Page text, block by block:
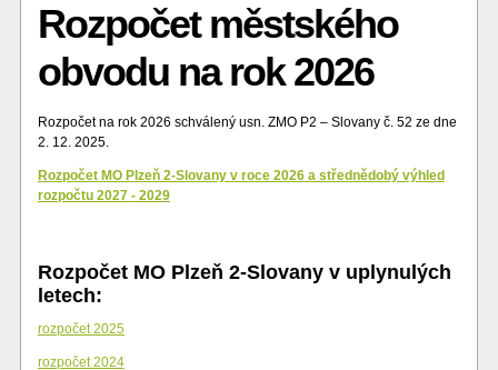
Rozpočet městského
obvodu na rok 2026
Rozpočet na rok 2026 schválený usn. ZMO P2 – Slovany č. 52 ze dne
2. 12. 2025.
Rozpočet MO Plzeň 2-Slovany v roce 2026 a střednědobý výhled
rozpočtu 2027 - 2029
Rozpočet MO Plzeň 2-Slovany v uplynulých
letech:
rozpočet 2025
rozpočet 2024